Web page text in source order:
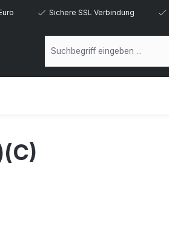
Sichere SSL Verbindung